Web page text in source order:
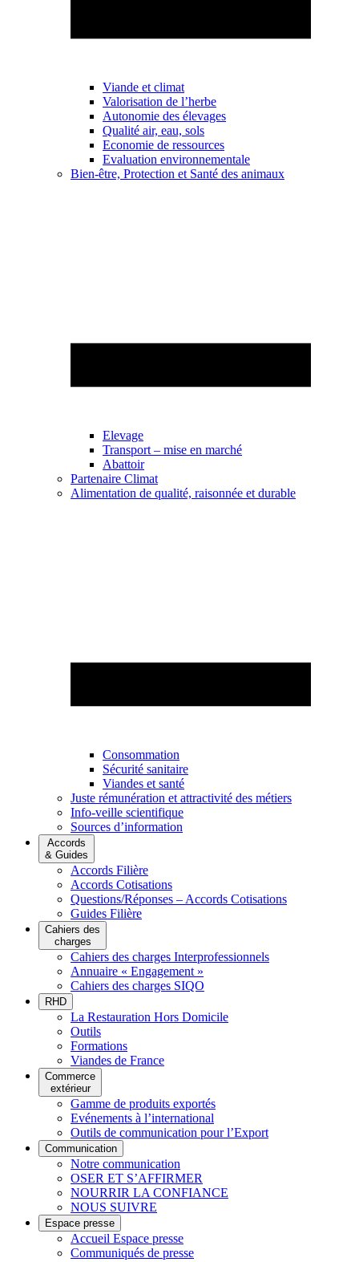
Viande et climat
Valorisation de l’herbe
Autonomie des élevages
Qualité air, eau, sols
Economie de ressources
Evaluation environnementale
Bien-être, Protection et Santé des animaux
Elevage
Transport – mise en marché
Abattoir
Partenaire Climat
Alimentation de qualité, raisonnée et durable
Consommation
Sécurité sanitaire
Viandes et santé
Juste rémunération et attractivité des métiers
Info-veille scientifique
Sources d’information
Accords
& Guides
Accords Filière
Accords Cotisations
Questions/Réponses – Accords Cotisations
Guides Filière
Cahiers des
charges
Cahiers des charges Interprofessionnels
Annuaire « Engagement »
Cahiers des charges SIQO
RHD
La Restauration Hors Domicile
Outils
Formations
Viandes de France
Commerce
extérieur
Gamme de produits exportés
Evénements à l’international
Outils de communication pour l’Export
Communication
Notre communication
OSER ET S’AFFIRMER
NOURRIR LA CONFIANCE
NOUS SUIVRE
Espace presse
Accueil Espace presse
Communiqués de presse